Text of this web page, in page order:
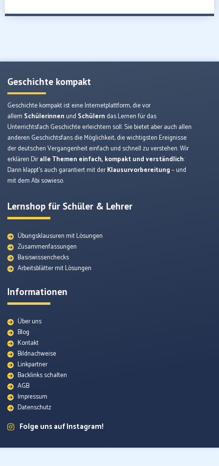
Geschichte kompakt
Geschichte kompakt ist eine Internetplattform, die vor
allem Schülerinnen und Schülern das Lernen für das
Unterrichtsfach Geschichte erleichtern soll. Sie bietet aber auch allen
anderen Geschichtsfans die Möglichkeit, die wichtigsten Ereignisse
der deutschen Vergangenheit einfach und schnell zu verstehen. Wir
erklären Diralle Themen einfach, kompakt und verständlich:
Dann klappt’s auch garantiert mit derKlausurvorbereitung– und
mit dem Abi sowieso.
Lernshop für Schüler & Lehrer
Übungsklausuren mit Lösungen
Zusammenfassungen
Basiswissenchecks
Arbeitsblätter mit Lösungen
Informationen
Über uns
Blog
Kontakt
Bildnachweise
Linkpartner
Backlinks schalten
AGB
Impressum
Datenschutz
Folge uns auf Instagram!